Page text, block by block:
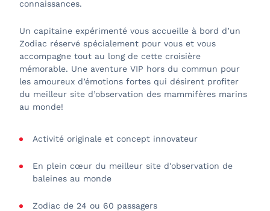
connaissances.
Un capitaine expérimenté vous accueille à bord d’un
Zodiac réservé spécialement pour vous et vous
accompagne tout au long de cette croisière
mémorable. Une aventure VIP hors du commun pour
les amoureux d’émotions fortes qui désirent profiter
du meilleur site d’observation des mammifères marins
au monde!
Activité originale et concept innovateur
En plein cœur du meilleur site d'observation de
baleines au monde
Zodiac de 24 ou 60 passagers